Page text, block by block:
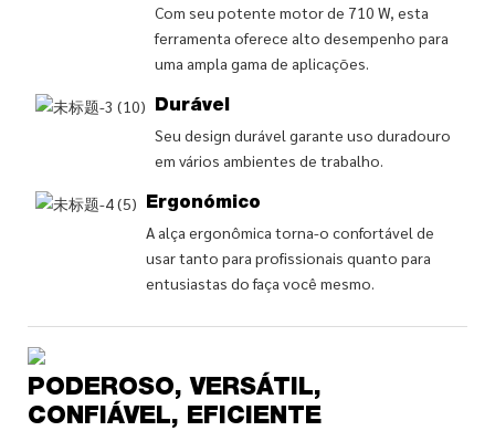
Com seu potente motor de 710 W, esta
ferramenta oferece alto desempenho para
uma ampla gama de aplicações.
Durável
Seu design durável garante uso duradouro
em vários ambientes de trabalho.
Ergonómico
A alça ergonômica torna-o confortável de
usar tanto para profissionais quanto para
entusiastas do faça você mesmo.
PODEROSO, VERSÁTIL,
CONFIÁVEL, EFICIENTE